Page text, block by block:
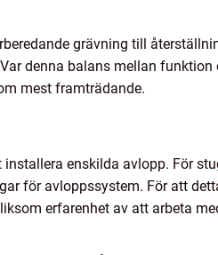
grävning till
denna balans mellan
mest framträdande.
enskilda avlopp. För
för avloppssystem. För att
erfarenhet av att arbeta